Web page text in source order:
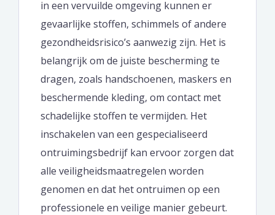
in een vervuilde omgeving kunnen er
gevaarlijke stoffen, schimmels of andere
gezondheidsrisico’s aanwezig zijn. Het is
belangrijk om de juiste bescherming te
dragen, zoals handschoenen, maskers en
beschermende kleding, om contact met
schadelijke stoffen te vermijden. Het
inschakelen van een gespecialiseerd
ontruimingsbedrijf kan ervoor zorgen dat
alle veiligheidsmaatregelen worden
genomen en dat het ontruimen op een
professionele en veilige manier gebeurt.